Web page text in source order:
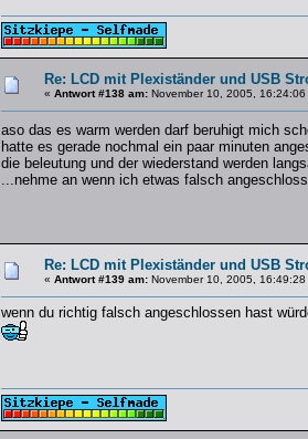
Re: LCD mit Plexiständer und USB
« Antwort #138 am: November 10, 2005, 16:24:06
aso das es warm werden darf beruhigt mich
hatte es gerade nochmal ein paar minuten
die beleutung und der wiederstand werden
...nehme an wenn ich etwas falsch
Re: LCD mit Plexiständer und USB
« Antwort #139 am: November 10, 2005, 16:49:28
wenn du richtig falsch angeschlossen hast